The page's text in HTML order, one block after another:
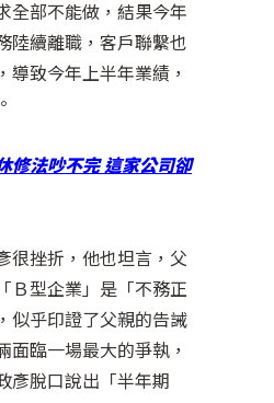
全部不能做，結果今年
陸續離職，客戶聯繫也
導致今年上半年業績，
修法吵不完 這家公司卻
很挫折，他也坦言，父
Ｂ型企業」是「不務正
似乎印證了父親的告誡
面臨一場最大的爭執，
彥脫口說出「半年期